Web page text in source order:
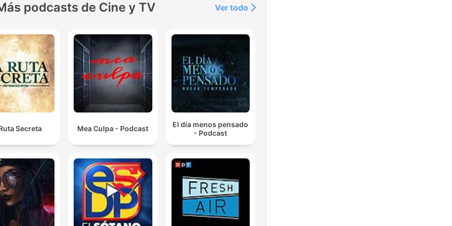
podcasts de Cine y TV Ver todo
Secreta Mea Culpa - Podcast
El día menos pensado
- Podcast